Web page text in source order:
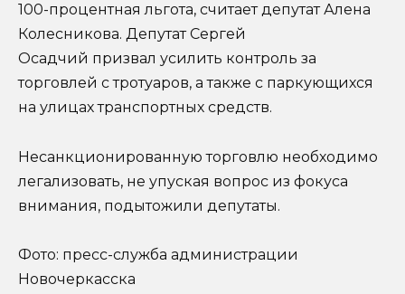
100-процентная льгота, считает депутат Алена
Колесникова. Депутат Сергей
Осадчий призвал усилить контроль за
торговлей с тротуаров, а также с паркующихся
на улицах транспортных средств.
Несанкционированную торговлю необходимо
легализовать, не упуская вопрос из фокуса
внимания, подытожили депутаты.
Фото: пресс-служба администрации
Новочеркасска